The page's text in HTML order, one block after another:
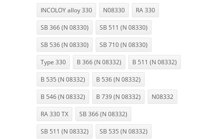
INCOLOY alloy 330 N08330 RA 330
SB 366 (N 08330) SB 511 (N 08330)
SB 536 (N 08330) SB 710 (N 08330)
Type 330 B 366 (N 08332) B 511 (N 08332)
B 535 (N 08332) B 536 (N 08332)
B 546 (N 08332) B 739 (N 08332) N08332
RA 330 TX SB 366 (N 08332)
SB 511 (N 08332) SB 535 (N 08332)